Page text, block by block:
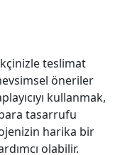
teslimat
öneriler
kullanmak,
tasarrufu
harika bir
olabilir.